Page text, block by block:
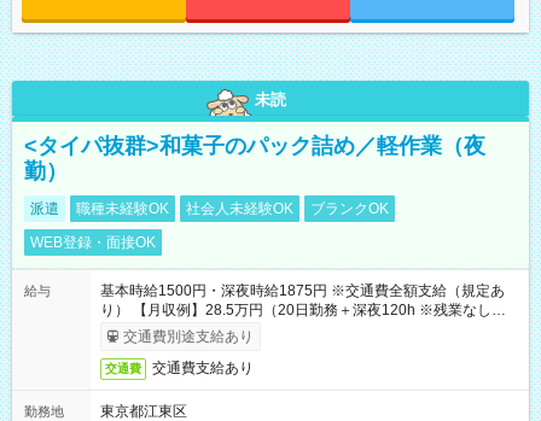
未読
<タイパ抜群>和菓子のパック詰め／軽作業（夜
勤）
派遣 職種未経験OK 社会人未経験OK
ブランクOK
WEB登録・面接OK
給与
基本時給1500円・深夜時給1875円 ※交通費全額支給（規定あ
り） 【月収例】28.5万円（20日勤務＋深夜120h ※残業なしの場
合）交通費別途支給あり
交通費 交通費支給あり
勤務地
東京都江東区